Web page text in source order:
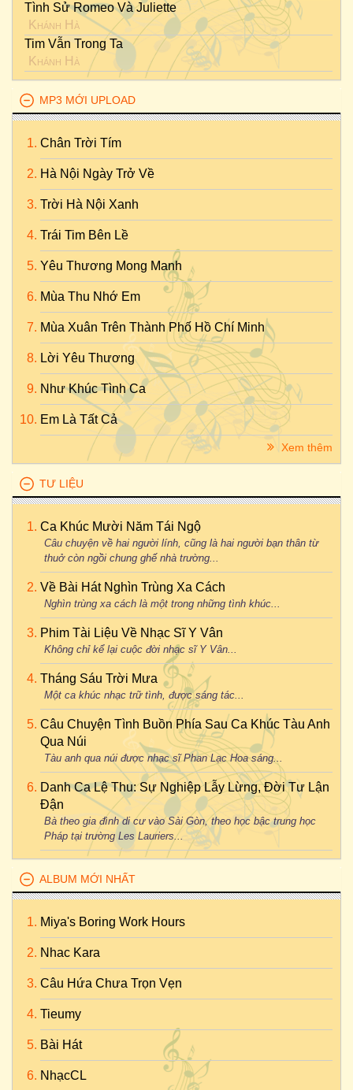
Tình Sử Romeo Và Juliette
Khánh Hà
Tim Vẫn Trong Ta
Khánh Hà
MP3 MỚI UPLOAD
Chân Trời Tím
Hà Nội Ngày Trở Về
Trời Hà Nội Xanh
Trái Tim Bên Lề
Yêu Thương Mong Manh
Mùa Thu Nhớ Em
Mùa Xuân Trên Thành Phố Hồ Chí Minh
Lời Yêu Thương
Như Khúc Tình Ca
Em Là Tất Cả
Xem thêm
TƯ LIỆU
Ca Khúc Mười Năm Tái Ngộ
Câu chuyện về hai người lính, cũng là hai người bạn thân từ
thuở còn ngồi chung ghế nhà trường...
Về Bài Hát Nghìn Trùng Xa Cách
Nghìn trùng xa cách là một trong những tình khúc...
Phim Tài Liệu Về Nhạc Sĩ Y Vân
Không chỉ kể lại cuộc đời nhạc sĩ Y Vân...
Tháng Sáu Trời Mưa
Một ca khúc nhạc trữ tình, được sáng tác...
Câu Chuyện Tình Buồn Phía Sau Ca Khúc Tàu Anh
Qua Núi
Tàu anh qua núi được nhạc sĩ Phan Lạc Hoa sáng...
Danh Ca Lệ Thu: Sự Nghiệp Lẫy Lừng, Đời Tư Lận
Đận
Bà theo gia đình di cư vào Sài Gòn, theo học bậc trung học
Pháp tại trường Les Lauriers...
ALBUM MỚI NHẤT
Miya's Boring Work Hours
Nhac Kara
Câu Hứa Chưa Trọn Vẹn
Tieumy
Bài Hát
NhạcCL